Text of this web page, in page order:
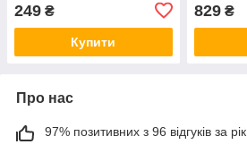
249 ₴
Купити
829₴
Про нас
97% позитивних з 96 відгуків за рік